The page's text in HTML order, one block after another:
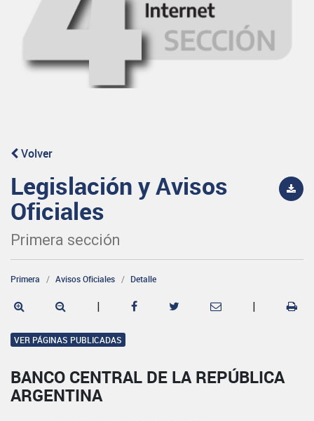
Volver
Legislación y Avisos
Oficiales
Primera sección
Primera Avisos Oficiales Detalle
| |
VER PÁGINAS PUBLICADAS
BANCO CENTRAL DE LA REPÚBLICA
ARGENTINA